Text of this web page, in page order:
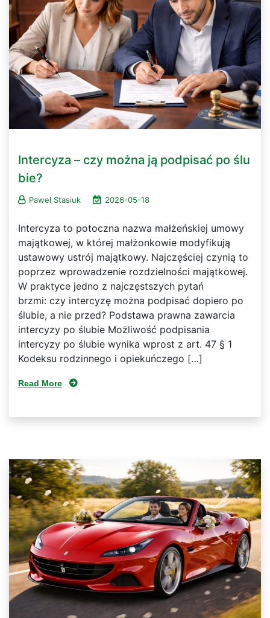
Intercyza – czy można ją podpisać po ślu
bie?
Paweł Stasiuk 2026-05-18
Intercyza to potoczna nazwa małżeńskiej umowy
majątkowej, w której małżonkowie modyfikują
ustawowy ustrój majątkowy. Najczęściej czynią to
poprzez wprowadzenie rozdzielności majątkowej.
W praktyce jedno z najczęstszych pytań
brzmi: czy intercyzę można podpisać dopiero po
ślubie, a nie przed? Podstawa prawna zawarcia
intercyzy po ślubie Możliwość podpisania
intercyzy po ślubie wynika wprost z art. 47 § 1
Kodeksu rodzinnego i opiekuńczego […]
Read More